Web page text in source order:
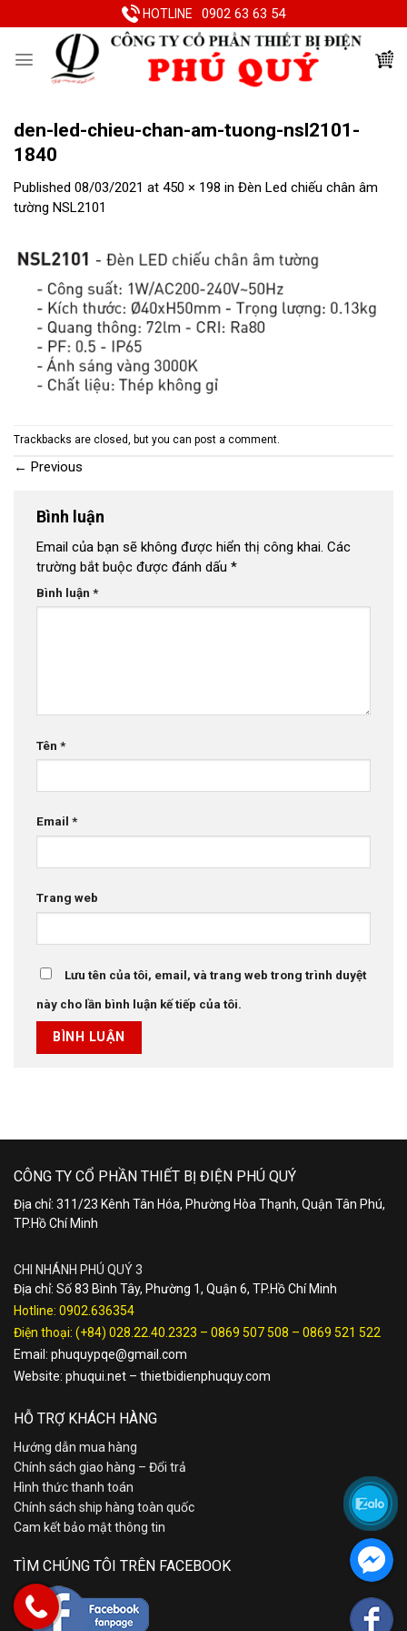
to
HOTLINE 0902 63 63 54
den-led-chieu-chan-am-tuong-nsl2101-
1840
Published 08/03/2021 at 450 × 198 in Đèn Led chiếu chân âm
tường NSL2101
Trackbacks are closed, but you can post a comment.
← Previous
Bình luận
Email của bạn sẽ không được hiển thị công khai. Các
trường bắt buộc được đánh dấu *
Bình luận *
Tên *
Email *
Trang web
Lưu tên của tôi, email, và trang web trong trình duyệt
này cho lần bình luận kế tiếp của tôi.
CÔNG TY CỔ PHẦN THIẾT BỊ ĐIỆN PHÚ QUÝ
Địa chỉ: 311/23 Kênh Tân Hóa, Phường Hòa Thạnh, Quận Tân Phú,
TP.Hồ Chí Minh
CHI NHÁNH PHÚ QUÝ 3
Địa chỉ: Số 83 Bình Tây, Phường 1, Quận 6, TP.Hồ Chí Minh
Hotline: 0902.636354
Điện thoại: (+84) 028.22.40.2323 – 0869 507 508 – 0869 521 522
Email: phuquypqe@gmail.com
Website: phuqui.net – thietbidienphuquy.com
HỖ TRỢ KHÁCH HÀNG
Hướng dẫn mua hàng
Chính sách giao hàng – Đổi trả
Hình thức thanh toán
Chính sách ship hàng toàn quốc
Cam kết bảo mật thông tin
TÌM CHÚNG TÔI TRÊN FACEBOOK